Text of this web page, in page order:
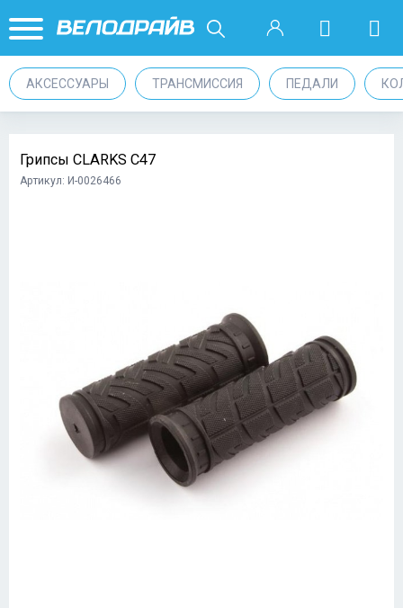
АКСЕССУАРЫ ТРАНСМИССИЯ ПЕДАЛИ
Грипсы CLARKS C47
Артикул: И-0026466